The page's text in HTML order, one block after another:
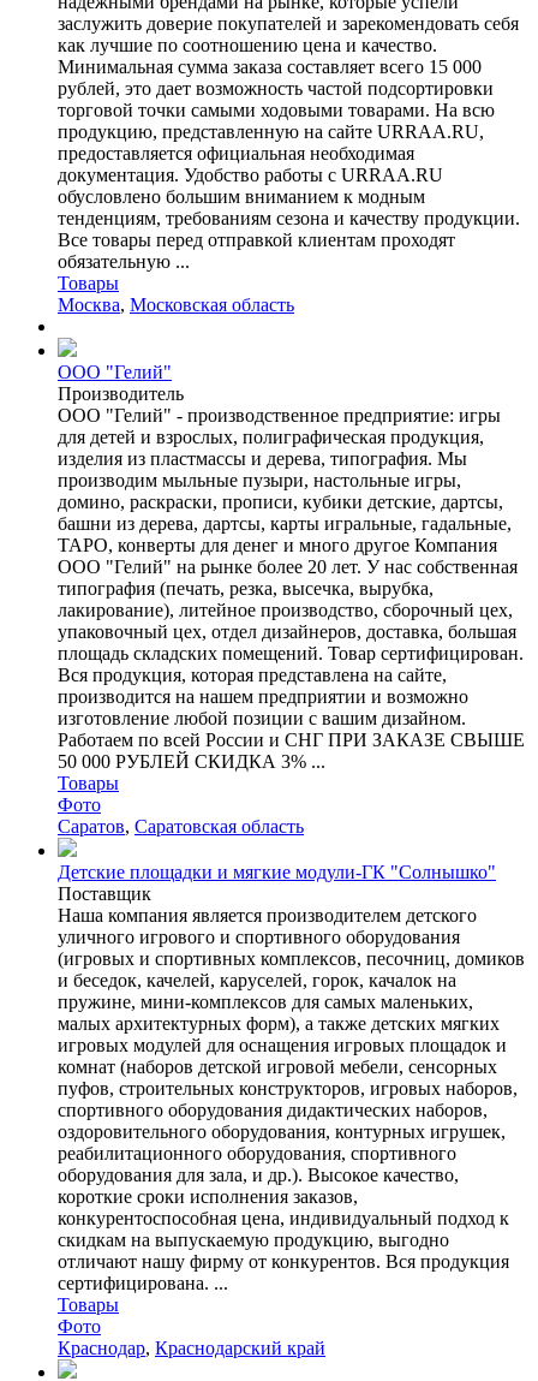
заслужить доверие покупателей и зарекомендовать себя
как лучшие по соотношению цена и качество.
Минимальная сумма заказа составляет всего 15 000
рублей, это дает возможность частой подсортировки
торговой точки самыми ходовыми товарами. На всю
продукцию, представленную на сайте URRAA.RU,
предоставляется официальная необходимая
документация. Удобство работы с URRAA.RU
обусловлено большим вниманием к модным
тенденциям, требованиям сезона и качеству продукции.
Все товары перед отправкой клиентам проходят
обязательную ...
Товары
Москва, Московская область
ООО "Гелий"
Производитель
ООО "Гелий" - производственное предприятие: игры
для детей и взрослых, полиграфическая продукция,
изделия из пластмассы и дерева, типография. Мы
производим мыльные пузыри, настольные игры,
домино, раскраски, прописи, кубики детские, дартсы,
башни из дерева, дартсы, карты игральные, гадальные,
ТАРО, конверты для денег и много другое Компания
ООО "Гелий" на рынке более 20 лет. У нас собственная
типография (печать, резка, высечка, вырубка,
лакирование), литейное производство, сборочный цех,
упаковочный цех, отдел дизайнеров, доставка, большая
площадь складских помещений. Товар сертифицирован.
Вся продукция, которая представлена на сайте,
производится на нашем предприятии и возможно
изготовление любой позиции с вашим дизайном.
Работаем по всей России и СНГ ПРИ ЗАКАЗЕ СВЫШЕ
50 000 РУБЛЕЙ СКИДКА 3% ...
Товары
Фото
Саратов, Саратовская область
Детские площадки и мягкие модули-ГК "Солнышко"
Поставщик
Наша компания является производителем детского
уличного игрового и спортивного оборудования
(игровых и спортивных комплексов, песочниц, домиков
и беседок, качелей, каруселей, горок, качалок на
пружине, мини-комплексов для самых маленьких,
малых архитектурных форм), а также детских мягких
игровых модулей для оснащения игровых площадок и
комнат (наборов детской игровой мебели, сенсорных
пуфов, строительных конструкторов, игровых наборов,
спортивного оборудования дидактических наборов,
оздоровительного оборудования, контурных игрушек,
реабилитационного оборудования, спортивного
оборудования для зала, и др.). Высокое качество,
короткие сроки исполнения заказов,
конкурентоспособная цена, индивидуальный подход к
скидкам на выпускаемую продукцию, выгодно
отличают нашу фирму от конкурентов. Вся продукция
сертифицирована. ...
Товары
Фото
Краснодар, Краснодарский край